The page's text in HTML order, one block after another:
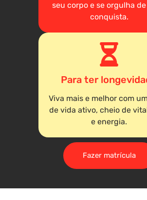
seu corpo e se orgulha
conquista.
Para ter
Viva mais e melhor com
de vida ativo, cheio de
e energia.
Fazer matrícula